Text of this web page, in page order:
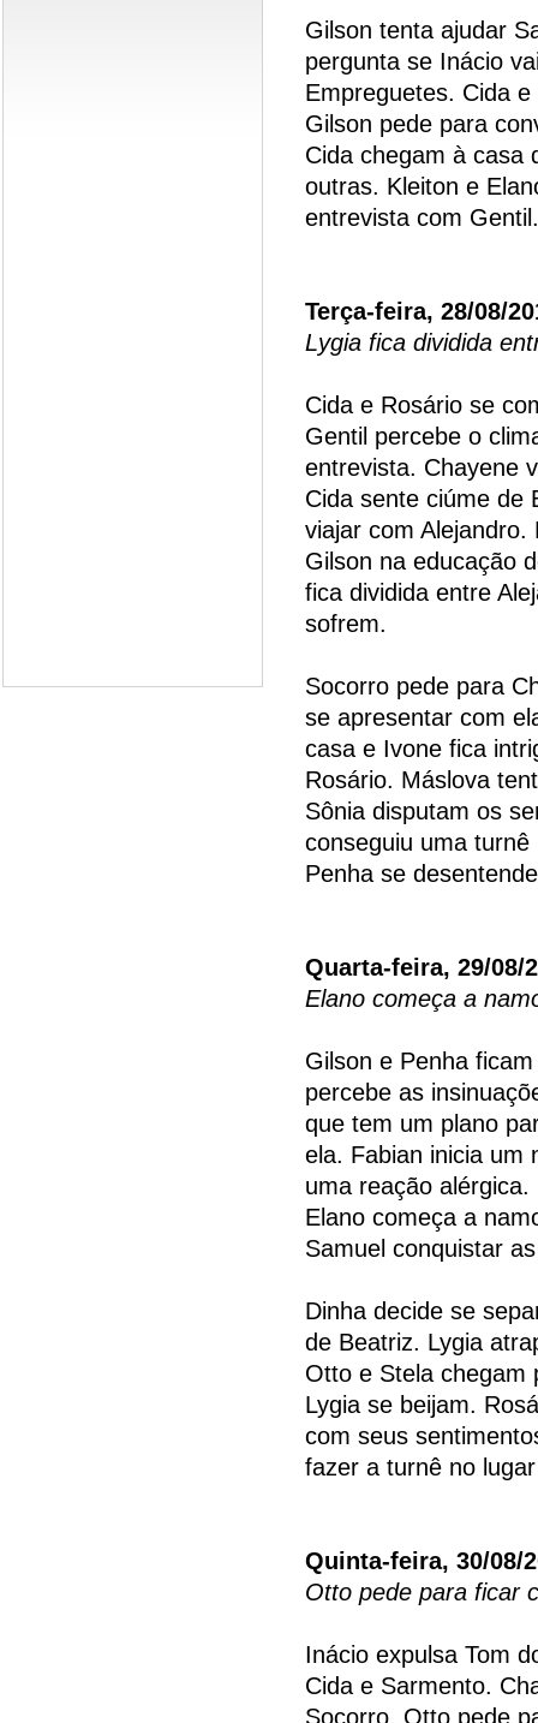
Gilson tenta ajudar
pergunta se Inácio
Empreguetes. Cida
Gilson pede para
Cida chegam à casa
outras. Kleiton e
entrevista com Gentil.
Terça-feira, 28/08/
Lygia fica dividida
Cida e Rosário se
Gentil percebe o
entrevista. Chayene
Cida sente ciúme de
viajar com
Gilson na educação
fica dividida entre
sofrem.
Socorro pede para
se apresentar com
casa e Ivone fica
Rosário. Máslova
Sônia disputam os
conseguiu uma
Penha se
Quarta-feira, 29/08/
Elano começa a
Gilson e Penha
percebe as
que tem um plano
ela. Fabian inicia um
uma reação
Elano começa a
Samuel conquistar
Dinha decide se
de Beatriz. Lygia
Otto e Stela chegam
Lygia se beijam.
com seus
fazer a turnê no
Quinta-feira, 30/08/
Otto pede para ficar
Inácio expulsa Tom
Cida e Sarmento.
Socorro. Otto pede